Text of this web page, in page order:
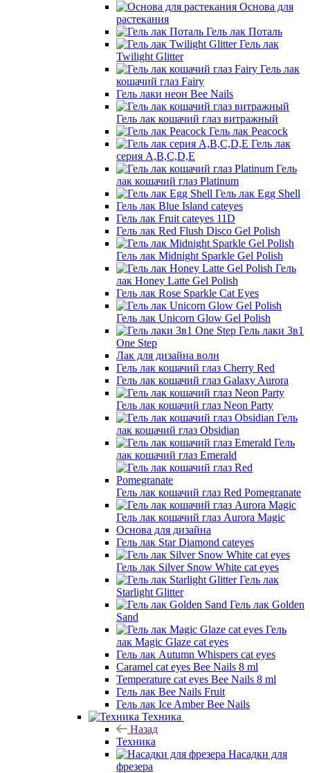
Основа для
растекания
Гель лак Поталь
Гель лак
Twilight Glitter
Гель лак
кошачий глаз Fairy
Гель лаки неон Bee Nails
Гель лак кошачий глаз витражный
Гель лак Peacock
Гель лак
серия A,B,C,D,E
Гель
лак кошачий глаз Platinum
Гель лак Egg Shell
Гель лак Blue Island cateyes
Гель лак Fruit cateyes 11D
Гель лак Red Flush Disco Gel Polish
Гель лак Midnight Sparkle Gel Polish
Гель
лак Honey Latte Gel Polish
Гель лак Rose Sparkle Cat Eyes
Гель лак Unicorn Glow Gel Polish
Гель лаки 3в1
One Step
Лак для дизайна волн
Гель лак кошачий глаз Cherry Red
Гель лак кошачий глаз Galaxy Aurora
Гель лак кошачий глаз Neon Party
Гель
лак кошачий глаз Obsidian
Гель
лак кошачий глаз Emerald
Гель лак кошачий глаз Red Pomegranate
Гель лак кошачий глаз Aurora Magic
Основа для дизайна
Гель лак Star Diamond cateyes
Гель лак Silver Snow White cat eyes
Гель лак
Starlight Glitter
Гель лак Golden
Sand
Гель
лак Magic Glaze cat eyes
Гель лак Autumn Whispers cat eyes
Caramel cat eyes Bee Nails 8 ml
Temperature cat eyes Bee Nails 8 ml
Гель лак Bee Nails Fruit
Гель лак Ice Amber Bee Nails
Техника
Назад
Техника
Насадки для
фрезера